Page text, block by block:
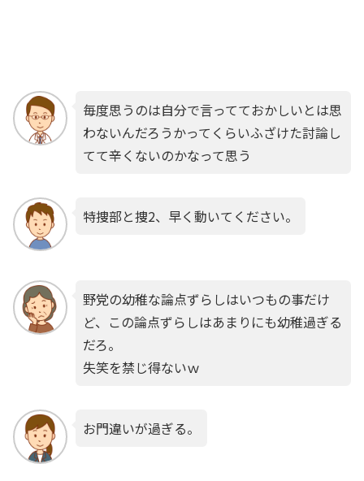
毎度思うのは自分で言ってておかしいとは思
わないんだろうかってくらいふざけた討論し
てて辛くないのかなって思う
特捜部と捜2、早く動いてください。
野党の幼稚な論点ずらしはいつもの事だけ
ど、この論点ずらしはあまりにも幼稚過ぎる
だろ。
失笑を禁じ得ないｗ
お門違いが過ぎる。